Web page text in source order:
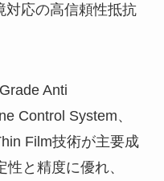
対応の高信頼性抵抗
Anti
Control System、
Film技術が主要成
と精度に優れ、